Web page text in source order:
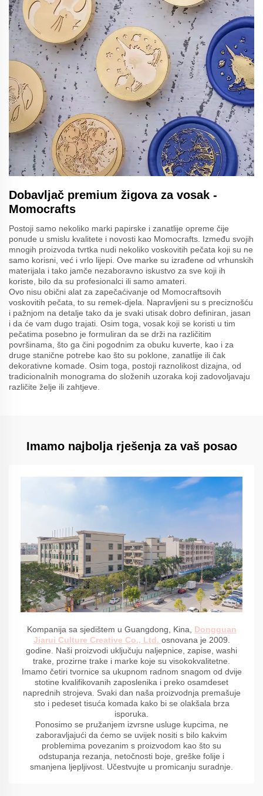
Dobavljač premium žigova za vosak -
Momocrafts
Postoji samo nekoliko marki papirske i zanatlije opreme čije
ponude u smislu kvalitete i novosti kao Momocrafts. Između svojih
mnogih proizvoda tvrtka nudi nekoliko voskovitih pečata koji su ne
samo korisni, već i vrlo lijepi. Ove marke su izrađene od vrhunskih
materijala i tako jamče nezaboravno iskustvo za sve koji ih
koriste, bilo da su profesionalci ili samo amateri.
Ovo nisu obični alat za zapečaćivanje od Momocraftsovih
voskovitih pečata, to su remek-djela. Napravljeni su s preciznošću
i pažnjom na detalje tako da je svaki utisak dobro definiran, jasan
i da će vam dugo trajati. Osim toga, vosak koji se koristi u tim
pečatima posebno je formuliran da se drži na različitim
površinama, što ga čini pogodnim za obuku kuverte, kao i za
druge stanične potrebe kao što su poklone, zanatlije ili čak
dekorativne komade. Osim toga, postoji raznolikost dizajna, od
tradicionalnih monograma do složenih uzoraka koji zadovoljavaju
različite želje ili zahtjeve.
Imamo najbolja rješenja za vaš posao
Kompanija sa sjedištem u Guangdong, Kina, Dongguan
Jiarui Culture Creative Co., Ltd. osnovana je 2009.
godine. Naši proizvodi uključuju naljepnice, zapise, washi
trake, prozirne trake i marke koje su visokokvalitetne.
Imamo četiri tvornice sa ukupnom radnom snagom od dvije
stotine kvalifikovanih zaposlenika i preko osamdeset
naprednih strojeva. Svaki dan naša proizvodnja premašuje
sto i pedeset tisuća komada kako bi se olakšala brza
isporuka.
Ponosimo se pružanjem izvrsne usluge kupcima, ne
zaboravljajući da ćemo se uvijek nositi s bilo kakvim
problemima povezanim s proizvodom kao što su
odstupanja rezanja, netočnosti boje, greške folije i
smanjena ljepljivost. Učestvujte u promicanju suradnje.